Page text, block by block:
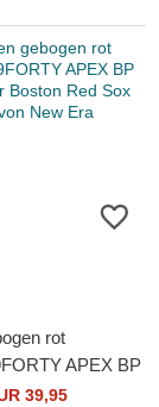
rot
APEX BP
Red Sox
39,95